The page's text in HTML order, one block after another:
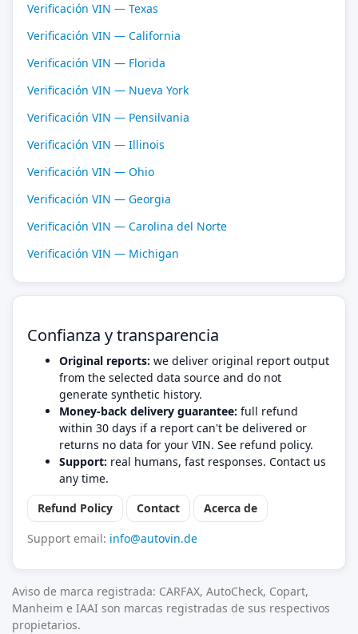
Verificación VIN — Texas
Verificación VIN — California
Verificación VIN — Florida
Verificación VIN — Nueva York
Verificación VIN — Pensilvania
Verificación VIN — Illinois
Verificación VIN — Ohio
Verificación VIN — Georgia
Verificación VIN — Carolina del Norte
Verificación VIN — Michigan
Confianza y transparencia
Original reports: we deliver original report output
from the selected data source and do not
generate synthetic history.
Money-back delivery guarantee: full refund
within 30 days if a report can't be delivered or
returns no data for your VIN. See refund policy.
Support: real humans, fast responses. Contact us
any time.
Refund Policy
Contact
Acerca de
Support email: info@autovin.de
Aviso de marca registrada: CARFAX, AutoCheck, Copart,
Manheim e IAAI son marcas registradas de sus respectivos
propietarios.